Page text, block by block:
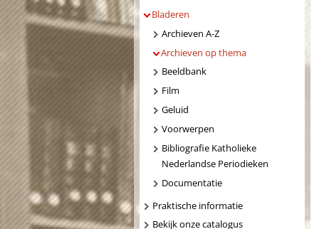
Bladeren
Archieven A-Z
Archieven op thema
Beeldbank
Film
Geluid
Voorwerpen
Bibliografie Katholieke
Nederlandse Periodieken
Documentatie
Praktische informatie
Bekijk onze catalogus